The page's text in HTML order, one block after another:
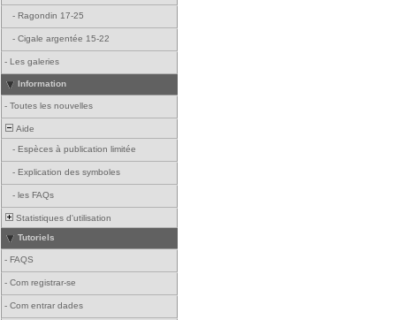
- Ragondin 17-25
- Cigale argentée 15-22
- Les galeries
Information
- Toutes les nouvelles
Aide
- Espèces à publication limitée
- Explication des symboles
- les FAQs
Statistiques d'utilisation
Tutoriels
- FAQS
- Com registrar-se
- Com entrar dades